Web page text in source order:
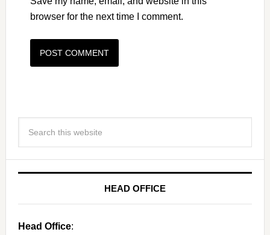
browser for the next time I comment.
HEAD OFFICE
Head Office: